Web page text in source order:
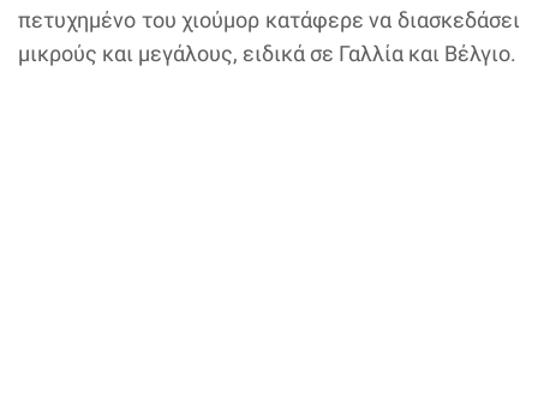
πετυχημένο του χιούμορ κατάφερε να διασκεδάσει
μικρούς και μεγάλους, ειδικά σε Γαλλία και Βέλγιο.